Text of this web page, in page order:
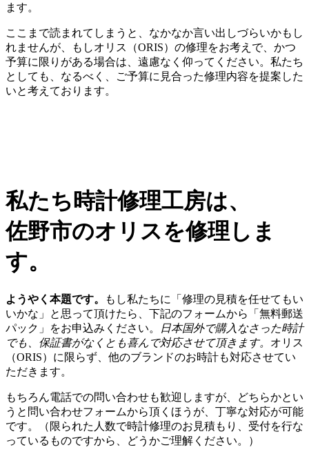
ます。
ここまで読まれてしまうと、なかなか言い出しづらいかもし
れませんが、もしオリス（ORIS）の修理をお考えで、かつ
予算に限りがある場合は、遠慮なく仰ってください。私たち
としても、なるべく、ご予算に見合った修理内容を提案した
いと考えております。
私たち時計修理工房は、
佐野市のオリスを修理しま
す。
ようやく本題です。
もし私たちに「修理の見積を任せてもい
いかな」と思って頂けたら、下記のフォームから「無料郵送
パック」をお申込みください。
日本国外で購入なさった時計
でも、保証書がなくとも喜んで対応させて頂きます。 オリス
（ORIS）に限らず、他のブランドのお時計も対応させてい
ただきます。
もちろん電話での問い合わせも歓迎しますが、どちらかとい
うと問い合わせフォームから頂くほうが、丁寧な対応が可能
です。（限られた人数で時計修理のお見積もり、受付を行な
っているものですから、どうかご理解ください。）